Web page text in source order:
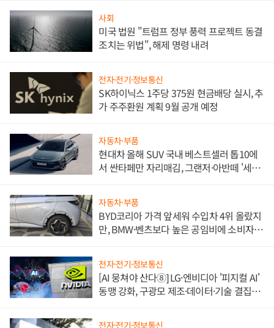
사회
미국 법원 "트럼프 정부 풍력 프로젝트 동결
조치는 위법", 해제 명령 내려
전자·전기·정보통신
SK하이닉스 1주당 375원 현금배당 실시, 추
가 주주환원 계획 9월 공개 예정
자동차·부품
현대차 올해 SUV 국내 베스트셀러 톱10에
서 싼타페만 자리매김, 그랜저·아반떼 '세단
자동차·부품
BYD코리아 가격 앞세워 수입차 4위 올랐지
만, BMW·벤츠보다 높은 공임비에 소비자
전자·전기·정보통신
[AI 뭉쳐야 산다⑧] LG·엔비디아 '피지컬 AI'
동맹 강화, 구광모 제조·데이터·기술 결집
전자·전기·정보통신